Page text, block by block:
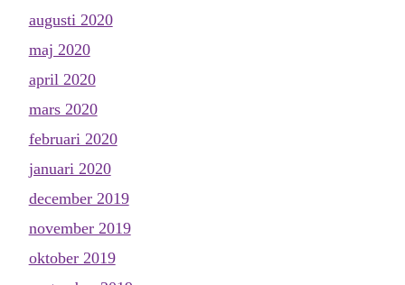
augusti 2020
maj 2020
april 2020
mars 2020
februari 2020
januari 2020
december 2019
november 2019
oktober 2019